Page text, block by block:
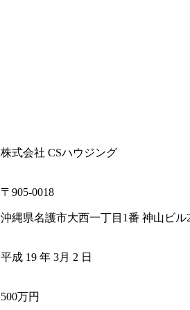
株式会社 CSハウジング
〒905-0018
沖縄県名護市大西一丁目1番 神山ビル
平成 19 年 3月 2 日
500万円